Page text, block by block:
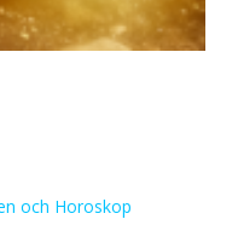
och Horoskop